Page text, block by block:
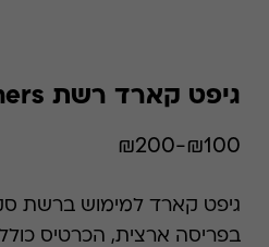
גיפט קארד רשת Skechers
₪100-₪200
גיפט קארד למימוש ברשת
בפריסה ארצית, הכרטיס